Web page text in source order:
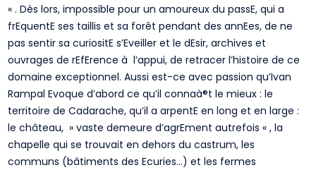
« . Dès lors, impossible pour un amoureux du passE, qui a
frEquentE ses taillis et sa forêt pendant des annEes, de ne
pas sentir sa curiositE s’Eveiller et le dEsir, archives et
ouvrages de rEfErence à l’appui, de retracer l’histoire de ce
domaine exceptionnel. Aussi est-ce avec passion qu’Ivan
Rampal Evoque d’abord ce qu’il connaà®t le mieux : le
territoire de Cadarache, qu’il a arpentE en long et en large :
le château, » vaste demeure d’agrEment autrefois « , la
chapelle qui se trouvait en dehors du castrum, les
communs (bâtiments des Ecuries…) et les fermes